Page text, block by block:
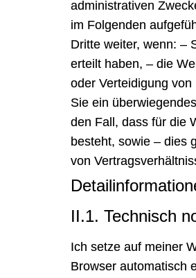
administrativen
im Folgenden
Dritte weiter, wenn: –
erteilt haben, – die
oder Verteidigung
Sie ein
den Fall, dass für die
besteht, sowie – dies
von
II.1. Technisch
Ich setze auf meiner
Browser automatisch